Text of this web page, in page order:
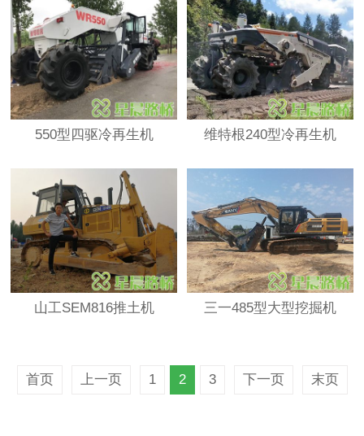
550型四驱冷再生机 维特根240型冷再生机
山工SEM816推土机 三一485型大型挖掘机
首页 上一页 1 2 3 下一页 末页